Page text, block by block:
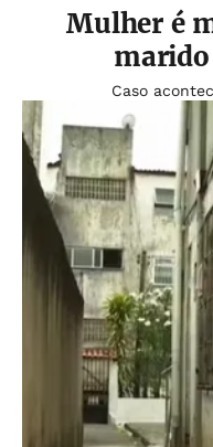
Mulher é
Caso